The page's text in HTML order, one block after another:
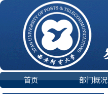
首页 部门概况